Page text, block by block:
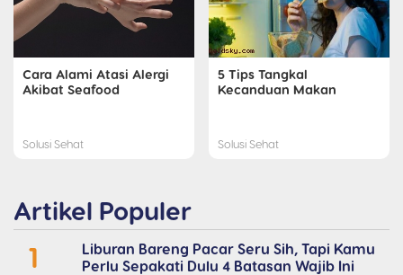
Cara Alami Atasi Alergi
Akibat Seafood
Solusi Sehat
5 Tips Tangkal
Kecanduan Makan
Solusi Sehat
Artikel Populer
1
Liburan Bareng Pacar Seru Sih, Tapi Kamu
Perlu Sepakati Dulu 4 Batasan Wajib Ini